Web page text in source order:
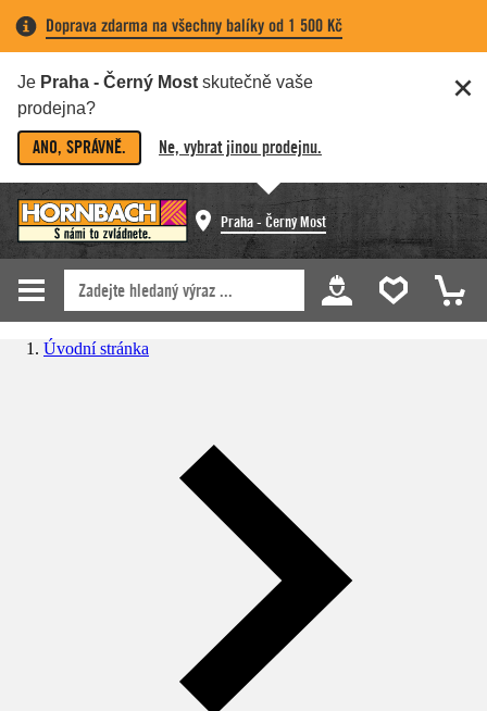
Doprava zdarma na všechny balíky od 1 500 Kč
Je Praha - Černý Most skutečně vaše
prodejna?
ANO, SPRÁVNĚ. Ne, vybrat jinou prodejnu.
Praha - Černý Most
Úvodní stránka